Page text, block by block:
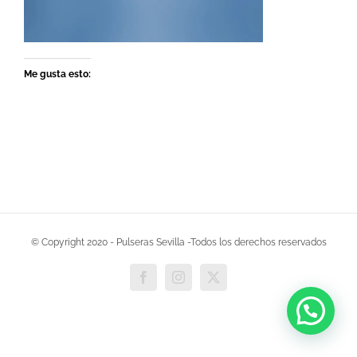
Me gusta esto:
© Copyright 2020 - Pulseras Sevilla -Todos los derechos reservados
FacebookInstagram
X